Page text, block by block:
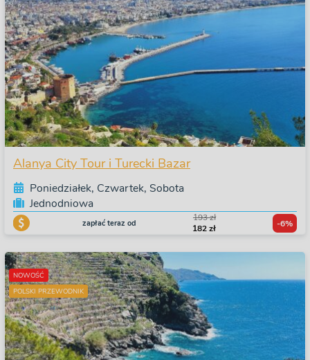
Alanya City Tour i Turecki Bazar
Poniedziałek, Czwartek, Sobota
Jednodniowa
zapłać teraz od
193 zł
182 zł
-6%
NOWOŚĆ
POLSKI PRZEWODNIK